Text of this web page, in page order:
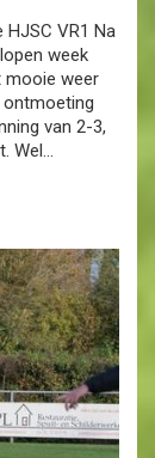
VR1 Na
week
mooie weer
ontmoeting
van 2-3,